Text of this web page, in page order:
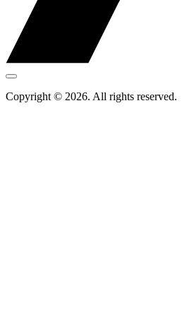
Copyright © 2026. All rights reserved.